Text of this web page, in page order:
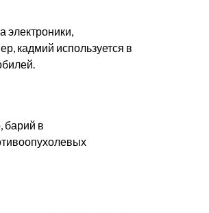
электроники,
кадмий используется в
барий в